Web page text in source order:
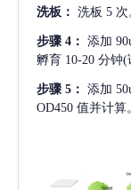
洗板： 洗板 5 次
步骤 4： 添加
孵育 10-20 分钟
步骤 5： 添加
OD450 值并计算